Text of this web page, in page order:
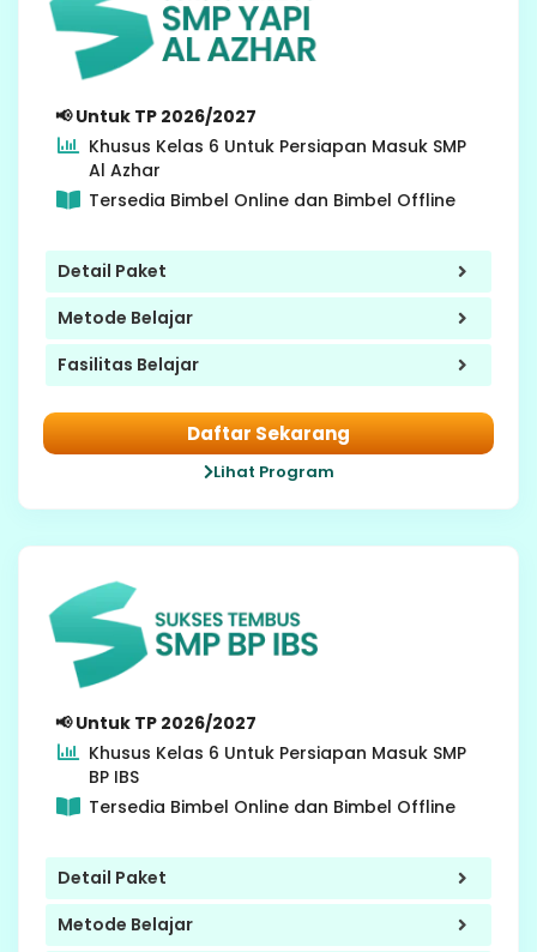
📢 Untuk TP 2026/2027
Khusus Kelas 6 Untuk Persiapan Masuk SMP
Al Azhar
Tersedia Bimbel Online dan Bimbel Offline
Detail Paket
Metode Belajar
Fasilitas Belajar
Daftar Sekarang
Lihat Program
📢 Untuk TP 2026/2027
Khusus Kelas 6 Untuk Persiapan Masuk SMP
BP IBS
Tersedia Bimbel Online dan Bimbel Offline
Detail Paket
Metode Belajar